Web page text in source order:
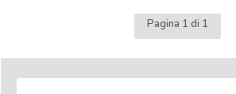
Pagina 1 di 1